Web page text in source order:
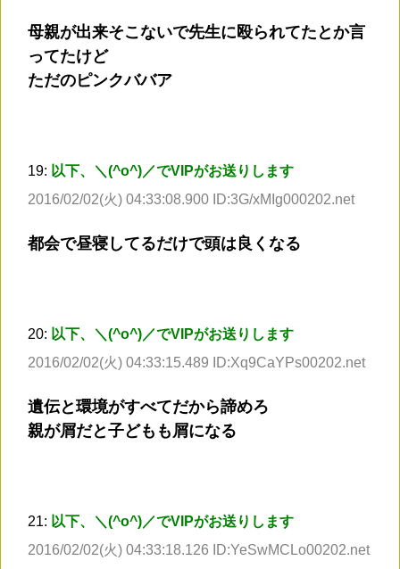
母親が出来そこないで先生に殴られてたとか言
ってたけど
ただのピンクババア
19: 以下、＼(^o^)／でVIPがお送りします
2016/02/02(火) 04:33:08.900 ID:3G/xMIg000202.net
都会で昼寝してるだけで頭は良くなる
20: 以下、＼(^o^)／でVIPがお送りします
2016/02/02(火) 04:33:15.489 ID:Xq9CaYPs00202.net
遺伝と環境がすべてだから諦めろ
親が屑だと子どもも屑になる
21: 以下、＼(^o^)／でVIPがお送りします
2016/02/02(火) 04:33:18.126 ID:YeSwMCLo00202.net